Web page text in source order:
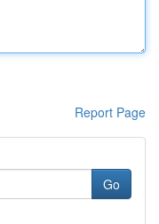
Report Page
Go